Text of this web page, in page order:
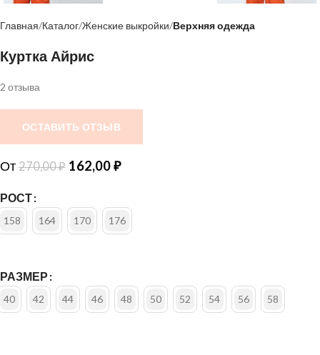
Главная Каталог Женские выкройки Верхняя одежда
Куртка Айрис
2 отзыва
ОСТАВИТЬ ОТЗЫВ
От 270,00₽ 162,00₽
РОСТ
158 164 170 176
РАЗМЕР
40 42 44 46 48 50 52 54 56 58